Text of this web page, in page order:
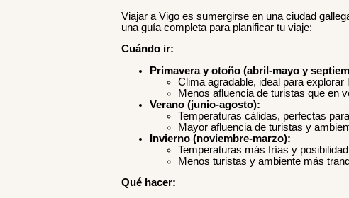
Viajar a Vigo es sumergirse en una ciudad
una guía completa para planificar tu viaje:
Cuándo ir:
Primavera y otoño (abril-mayo y
Clima agradable, ideal para
Menos afluencia de turistas que en
Verano (junio-agosto):
Temperaturas cálidas, perfectas
Mayor afluencia de turistas y
Invierno (noviembre-marzo):
Temperaturas más frías y
Menos turistas y ambiente más
Qué hacer: